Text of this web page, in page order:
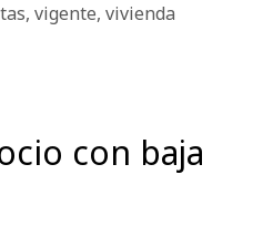
, vigente, vivienda
con baja